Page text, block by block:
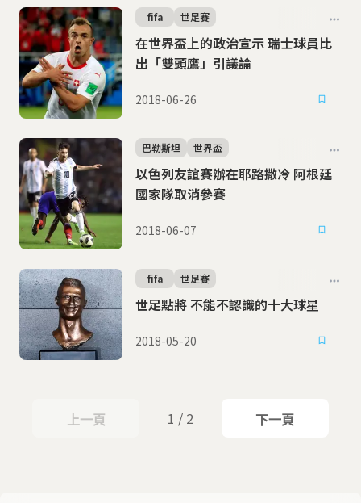
在世界盃上的政治宣示 瑞士球員比
出「雙頭鷹」引議論
fifa 世足賽
2018-06-26
以色列友誼賽辦在耶路撒冷 阿根廷
國家隊取消參賽
巴勒斯坦 世界盃
2018-06-07
世足點將 不能不認識的十大球星
fifa 世足賽
2018-05-20
上一頁
上一頁 1 / 2 下一頁
下一頁